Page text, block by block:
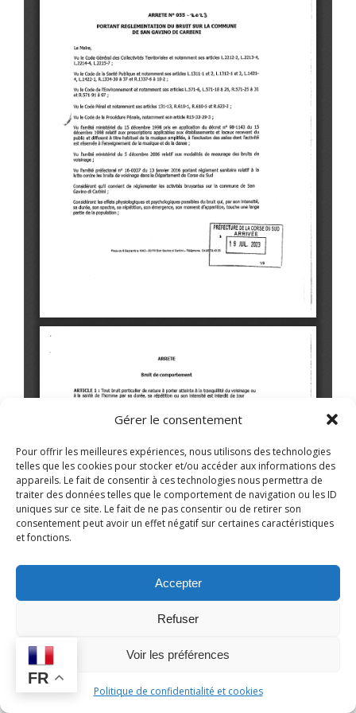
Gérer le consentement
Pour offrir les meilleures expériences, nous utilisons des technologies
telles que les cookies pour stocker et/ou accéder aux informations des
appareils. Le fait de consentir à ces technologies nous permettra de
traiter des données telles que le comportement de navigation ou les ID
uniques sur ce site. Le fait de ne pas consentir ou de retirer son
consentement peut avoir un effet négatif sur certaines caractéristiques
et fonctions.
Accepter
Refuser
Voir les préférences
Politique de confidentialité et cookies
FR